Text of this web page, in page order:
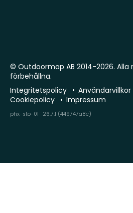
© Outdoormap AB 2014-2026.
förbehållna.
Integritetspolicy
Användarvillkor
Cookiepolicy
Impressum
phx-sto-01 · 26.7.1 (449747a8c)